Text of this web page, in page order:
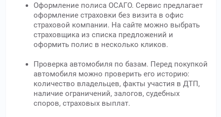
Оформление полиса ОСАГО. Сервис предлагает
оформление страховки без визита в офис
страховой компании. На сайте можно выбрать
страховщика из списка предложений и
оформить полис в несколько кликов.
Проверка автомобиля по базам. Перед покупкой
автомобиля можно проверить его историю:
количество владельцев, факты участия в ДТП,
наличие ограничений, залогов, судебных
споров, страховых выплат.